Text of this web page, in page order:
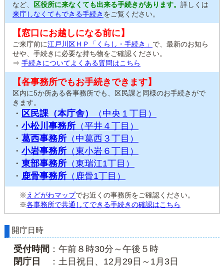
など、
区役所に来なくても出来る手続きがあります。 詳しくは
来庁しなくてもできる手続き をご覧ください。
【窓口にお越しになる前に】
ご来庁前に江戸川区ＨＰ「くらし・手続き」 で、最新のお知ら
せや、手続きに必要な持ち物をご確認ください。
⇒ 手続きについてよくある質問はこちら
【各事務所でもお手続きできます】
区内に5か所ある各事務所でも、区民課と同様のお手続きがで
きます。
・ 区民課（本庁舎）
（中央１丁目）
・ 小松川事務所 （平井４丁目）
・ 葛西事務所 （中葛西３丁目）
・ 小岩事務所 （東小岩６丁目）
・ 東部事務所 （東瑞江1丁目）
・ 鹿骨事務所 （鹿骨1丁目）
※ えどがわマップでお近くの事務所をご確認ください。
※各事務所で共通してできる手続きの確認はこちら
開庁日時
受付時間 ：午前８時30分～午後５時
閉庁日
：土日祝日、12月29日～1月3日